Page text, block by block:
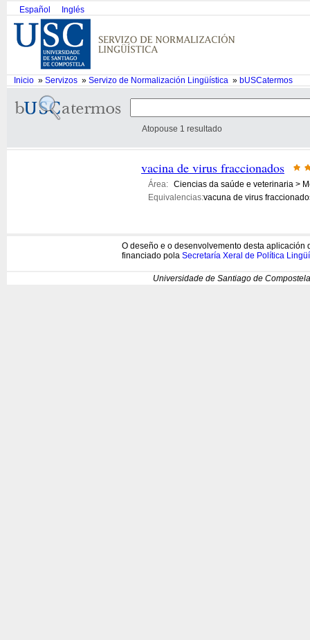
Español Inglés
Inicio » Servizos » Servizo de Normalización Lingüística » bUSCatermos
Atopouse 1 resultado
vacina de virus fraccionados
Área: Ciencias da saúde e veterinaria >
Equivalencias:vacuna de virus
O deseño e o desenvolvemento desta aplicación
financiado pola Secretaría Xeral de Política
Universidade de Santiago de